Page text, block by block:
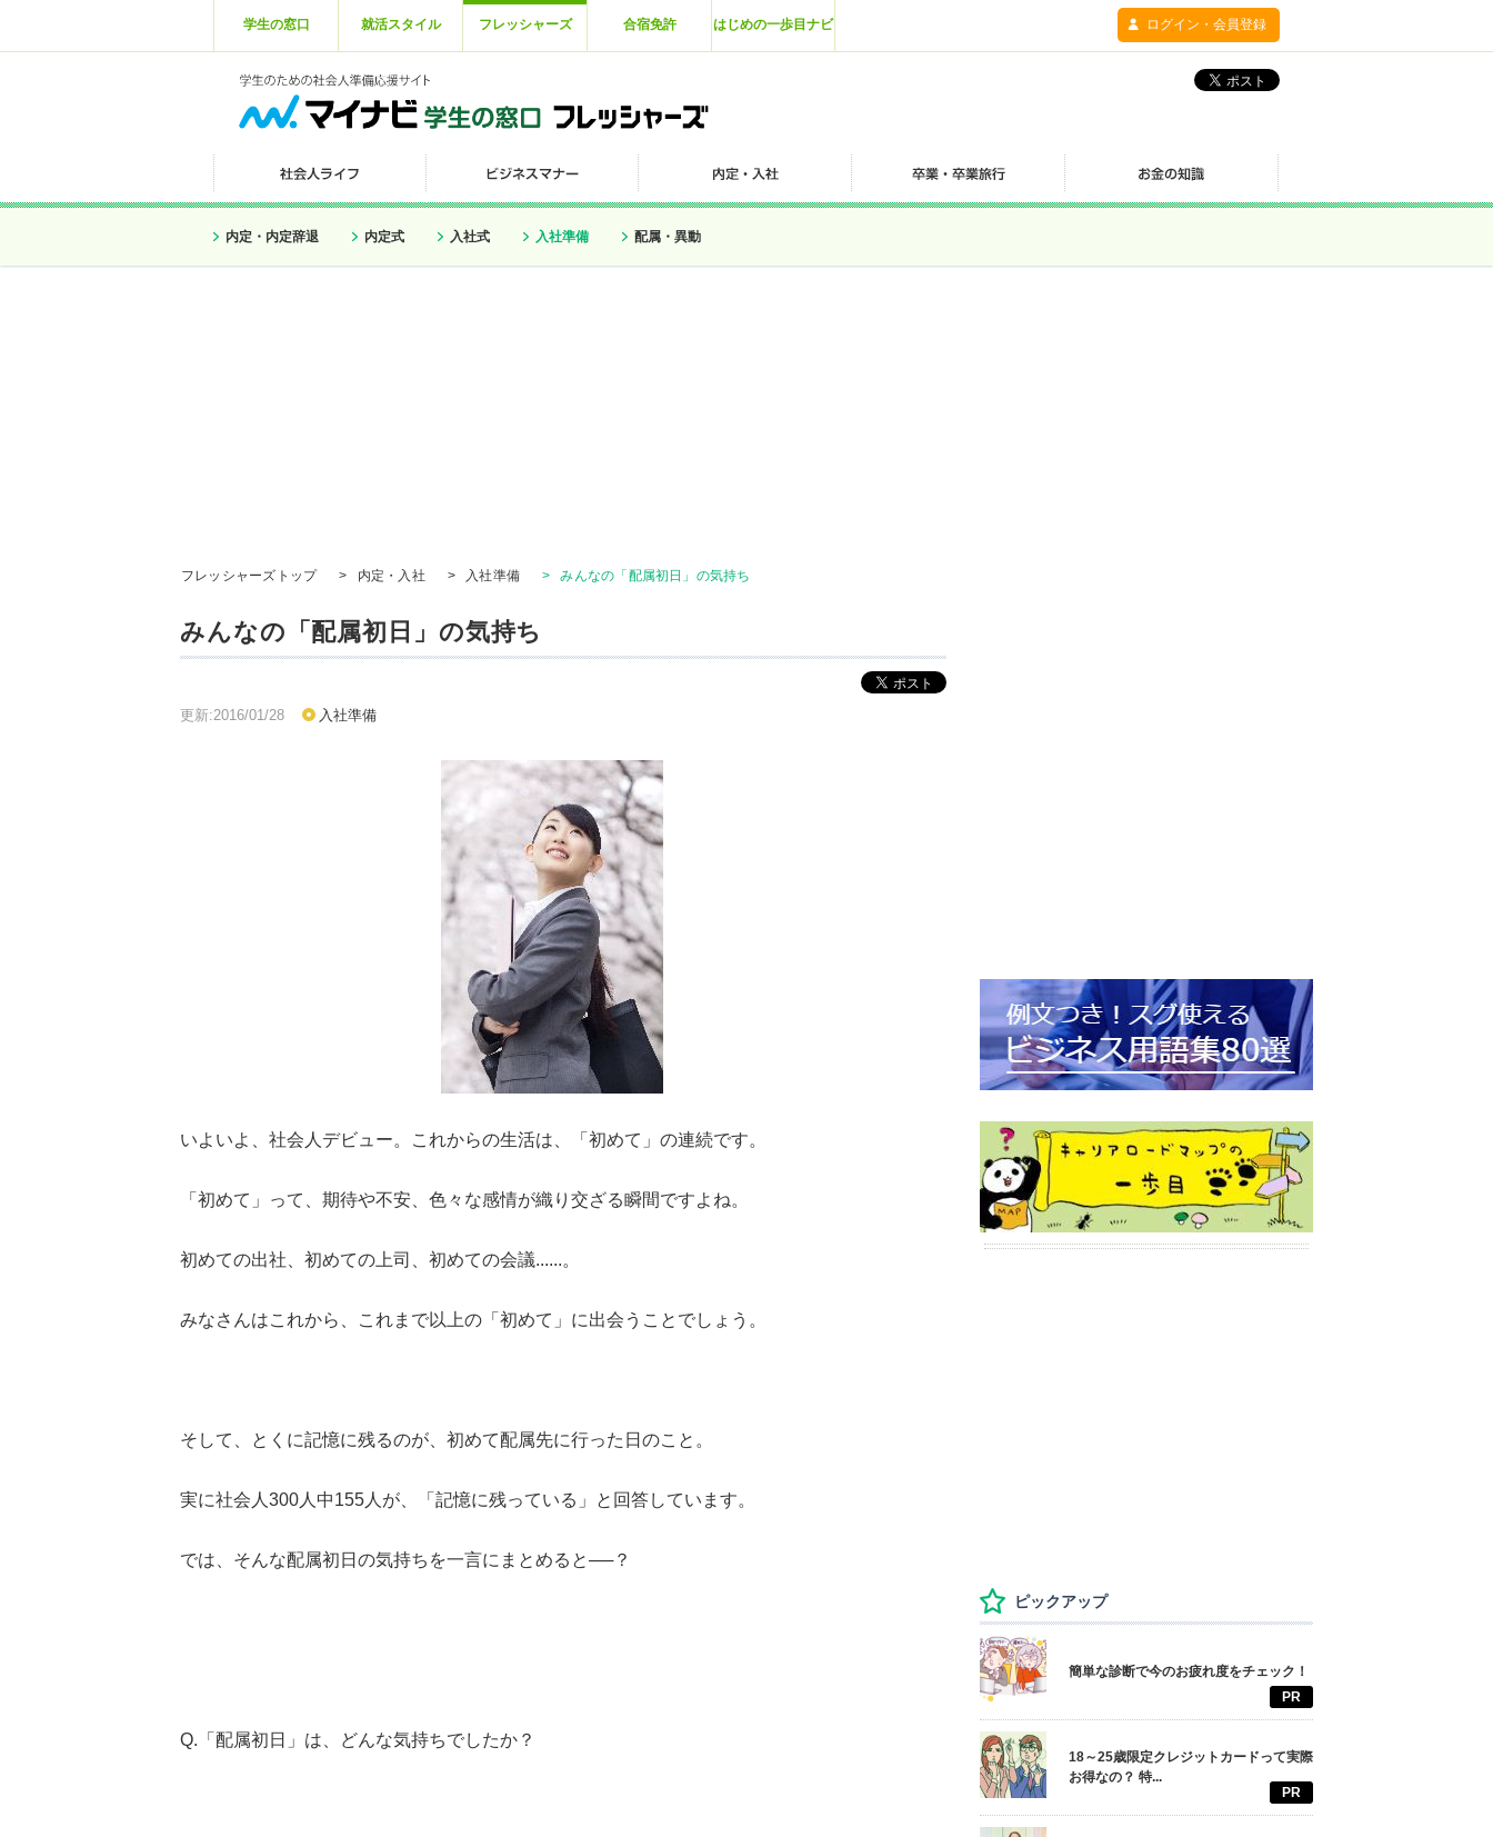
学生の窓口 就活スタイル フレッシャーズ 合宿免許 はじめの一歩目ナビ ログイン・会員登録
内定・内定辞退 内定式 入社式 入社準備 配属・異動
フレッシャーズトップ > 内定・入社 > 入社準備 > みんなの「配属初日」の気持ち
みんなの「配属初日」の気持ち
更新:2016/01/28 入社準備
いよいよ、社会人デビュー。これからの生活は、「初めて」の連続です。
「初めて」って、期待や不安、色々な感情が織り交ざる瞬間ですよね。
初めての出社、初めての上司、初めての会議......。
みなさんはこれから、これまで以上の「初めて」に出会うことでしょう。
そして、とくに記憶に残るのが、初めて配属先に行った日のこと。
実に社会人300人中155人が、「記憶に残っている」と回答しています。
では、そんな配属初日の気持ちを一言にまとめると──？
Q.「配属初日」は、どんな気持ちでしたか？
ピックアップ
簡単な診断で今のお疲れ度をチェック！
PR
18～25歳限定クレジットカードって実際
お得なの？ 特...
PR